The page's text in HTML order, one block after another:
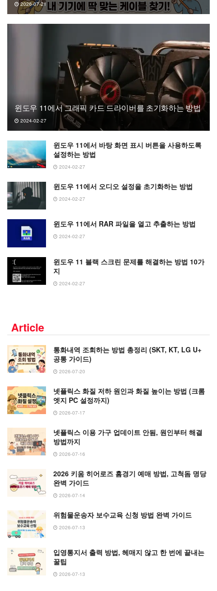
2026-07-21
윈도우 11에서 그래픽 카드 드라이버를 초기화하는 방법
2024-02-27
윈도우 11에서 바탕 화면 표시 버튼을 사용하도록
설정하는 방법
2024-02-27
윈도우 11에서 오디오 설정을 초기화하는 방법
2024-02-27
윈도우 11에서 RAR 파일을 열고 추출하는 방법
2024-02-27
윈도우 11 블랙 스크린 문제를 해결하는 방법 10가
지
2024-02-27
Article
통화내역 조회하는 방법 총정리 (SKT, KT, LG U+
공통 가이드)
2026-07-20
넷플릭스 화질 저하 원인과 화질 높이는 방법 (크롬
엣지 PC 설정까지)
2026-07-17
넷플릭스 이용 가구 업데이트 안됨, 원인부터 해결
방법까지
2026-07-16
2026 키움 히어로즈 홈경기 예매 방법, 고척돔 명당
완벽 가이드
2026-07-14
위험물운송자 보수교육 신청 방법 완벽 가이드
2026-07-13
입영통지서 출력 방법, 헤매지 않고 한 번에 끝내는
꿀팁
2026-07-13